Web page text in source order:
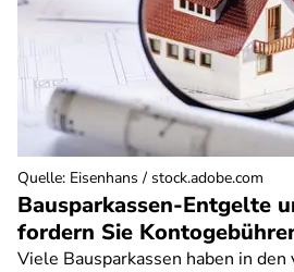
Bausparkassen-Entgelte
fordern Sie
Viele Bausparkassen haben in den
Quelle: Eisenhans / stock.adobe.com